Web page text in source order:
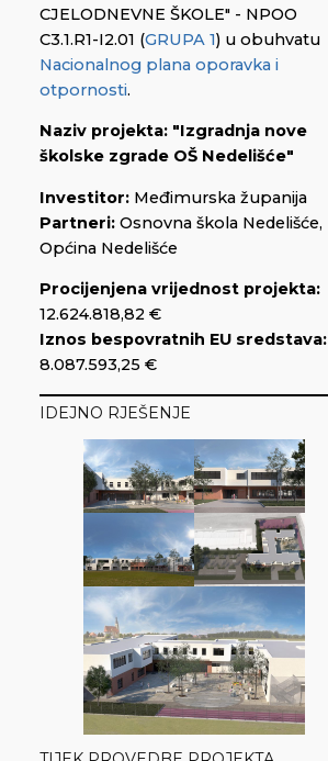
CJELODNEVNE ŠKOLE" - NPOO
C3.1.R1-I2.01 (GRUPA 1) u obuhvatu
Nacionalnog plana oporavka i
otpornosti.
Naziv projekta: "Izgradnja nove
školske zgrade OŠ Nedelišće"
Investitor: Međimurska županija
Partneri: Osnovna škola Nedelišće,
Općina Nedelišće
Procijenjena vrijednost projekta:
12.624.818,82 €
Iznos bespovratnih EU sredstava:
8.087.593,25 €
IDEJNO RJEŠENJE